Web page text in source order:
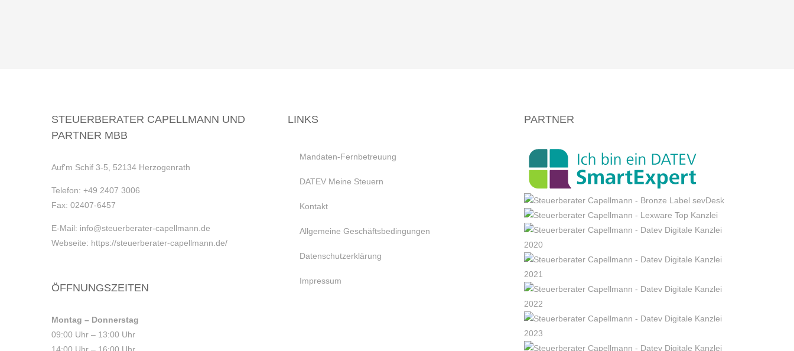
STEUERBERATER CAPELLMANN UND
PARTNER MBB
Auf'm Schif 3-5, 52134 Herzogenrath
Telefon: +49 2407 3006
Fax: 02407-6457
E-Mail: info@steuerberater-capellmann.de
Webseite: https://steuerberater-capellmann.de/
ÖFFNUNGSZEITEN
Montag – Donnerstag
09:00 Uhr – 13:00 Uhr
LINKS
Mandaten-Fernbetreuung
DATEV Meine Steuern
Kontakt
Allgemeine Geschäftsbedingungen
Datenschutzerklärung
Impressum
PARTNER